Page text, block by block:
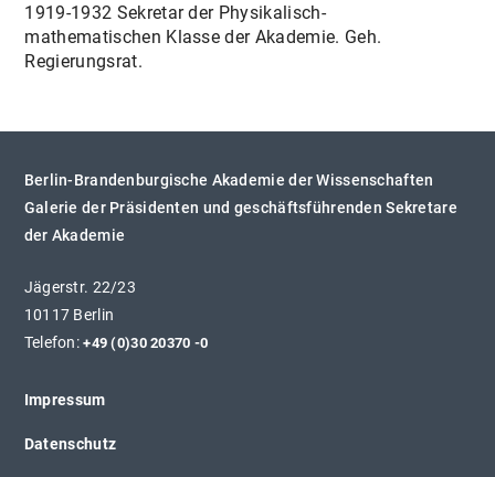
1919-1932 Sekretar der Physikalisch-
mathematischen Klasse der Akademie. Geh.
Regierungsrat.
Berlin-Brandenburgische Akademie der Wissenschaften
Galerie der Präsidenten und geschäftsführenden Sekretare
der Akademie
Jägerstr. 22/23
10117 Berlin
Telefon:+49 (0)30 20370 -0
Impressum
Datenschutz